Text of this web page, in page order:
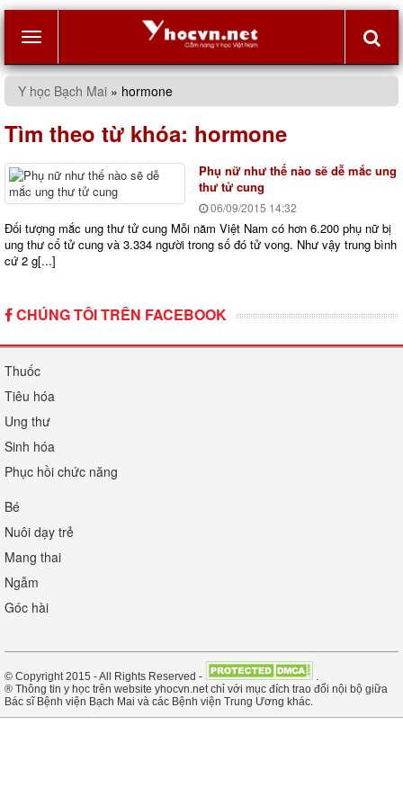
navigation
Y học Bạch Mai » hormone
hormone
Tìm theo từ khóa:
Phụ nữ như thế nào sẽ dễ mắc ung
thư tử cung
06/09/2015 14:32
Đối tượng mắc ung thư tử cung Mỗi năm Việt Nam có hơn 6.200 phụ nữ bị
ung thư cổ tử cung và 3.334 người trong số đó tử vong. Như vậy trung bình
cứ 2 g[...]
CHÚNG TÔI TRÊN FACEBOOK
Thuốc
Tiêu hóa
Ung thư
Sinh hóa
Phục hồi chức năng
Bé
Nuôi dạy trẻ
Mang thai
Ngẫm
Góc hài
© Copyright 2015 - All Rights Reserved -
.
® Thông tin y học trên website yhocvn.net chỉ với mục đích trao đổi nội bộ giữa
Bác sĩ Bệnh viện Bạch Mai và các Bệnh viện Trung Ương khác.